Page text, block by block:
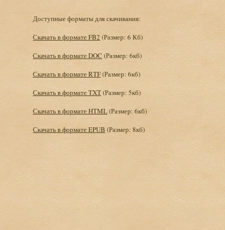
Доступные форматы для скачивания:
Скачать в формате FB2 (Размер: 6 Кб)
Скачать в формате DOC (Размер: 6кб)
Скачать в формате RTF(Размер: 6кб)
Скачать в формате TXT(Размер: 5кб)
Скачать в формате HTML(Размер: 6кб)
Скачать в формате EPUB (Размер: 8кб)